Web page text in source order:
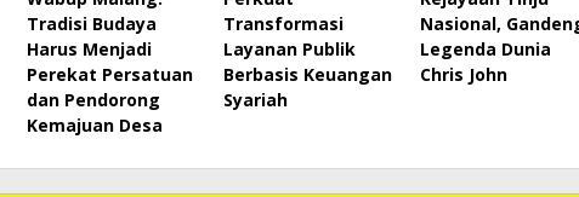
Tradisi Budaya
Harus Menjadi
Perekat Persatuan
dan Pendorong
Kemajuan Desa
Transformasi
Layanan Publik
Berbasis Keuangan
Syariah
Nasional,
Legenda Dunia
Chris John